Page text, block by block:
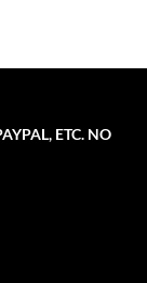
ETC. NO